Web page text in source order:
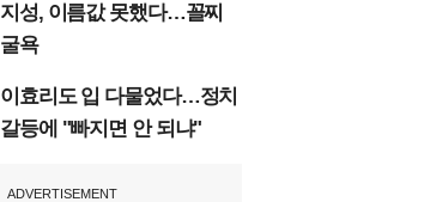
지성, 이름값 못했다…꼴찌
굴욕
이효리도 입 다물었다…정치
갈등에 "빠지면 안 되냐"
ADVERTISEMENT